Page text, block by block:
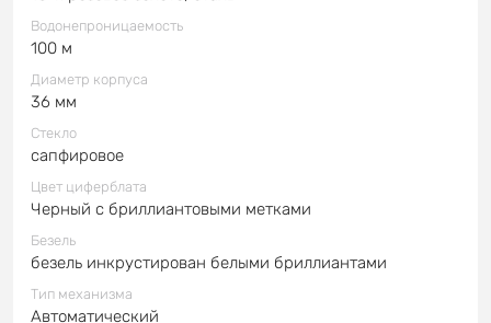
Водонепроницаемость
100 м
Диаметр корпуса
36 мм
Стекло
сапфировое
Цвет циферблата
Черный с бриллиантовыми метками
Безель
безель инкрустирован белыми бриллиантами
Тип механизма
Автоматический